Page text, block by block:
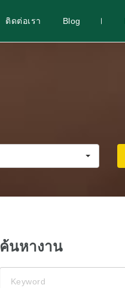
ติดต่อเรา Blog
ค้นหางาน